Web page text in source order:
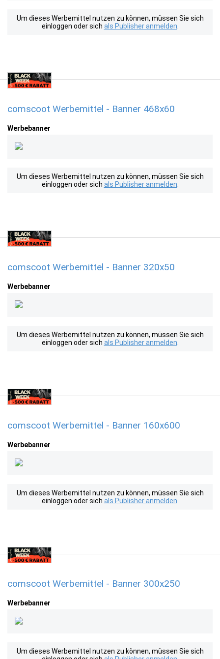
Um dieses Werbemittel nutzen zu können, müssen Sie sich
einloggen oder sich als Publisher anmelden
comscoot Werbemittel - Banner 468x60
Werbebanner
Um dieses Werbemittel nutzen zu können, müssen Sie sich
einloggen oder sich als Publisher anmelden
comscoot Werbemittel - Banner 320x50
Werbebanner
Um dieses Werbemittel nutzen zu können, müssen Sie sich
einloggen oder sich als Publisher anmelden
comscoot Werbemittel - Banner 160x600
Werbebanner
Um dieses Werbemittel nutzen zu können, müssen Sie sich
einloggen oder sich als Publisher anmelden
comscoot Werbemittel - Banner 300x250
Werbebanner
Um dieses Werbemittel nutzen zu können, müssen Sie sich